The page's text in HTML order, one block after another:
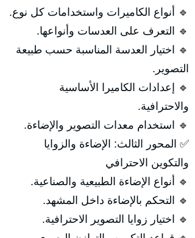
🔹 أنواع الكاميرات واستخدامات كل نوع.
🔹 التعرف على العدسات وأنواعها.
🔹 اختيار العدسة المناسبة حسب طبيعة
التصوير.
🔹 إعدادات الكاميرا الأساسية
والاحترافية.
🔹 استخدام معدات التصوير والإضاءة.
✅ المحور الثالث: الإضاءة والزوايا
والتكوين الاحترافي
🔹 أنواع الإضاءة الطبيعية والصناعية.
🔹 التحكم بالإضاءة داخل المشهد.
🔹 اختيار زوايا التصوير الاحترافية.